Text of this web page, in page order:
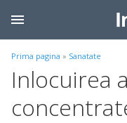
Prima pagina » Sanatate
Inlocuirea